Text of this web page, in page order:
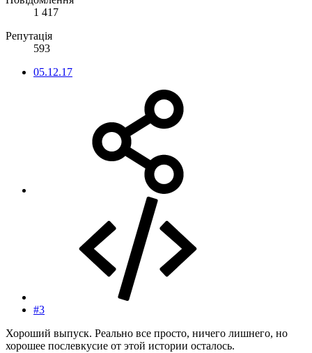
1 417
Репутація
593
05.12.17
#3
Хороший выпуск. Реально все просто, ничего лишнего, но
хорошее послевкусие от этой истории осталось.